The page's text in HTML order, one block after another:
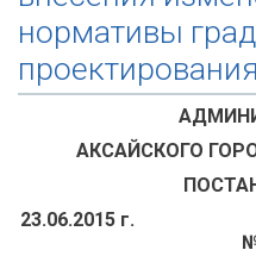
нормативы
проектирования
АКСАЙСКОГО